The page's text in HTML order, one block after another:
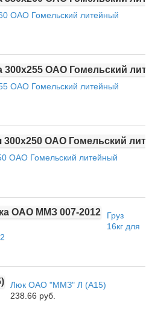
ОАО Гомельский литейный
ОАО Гомельский литейный
ОАО Гомельский литейный
Груз
16кг для
Люк ОАО "ММЗ" Л (А15)
238.66 руб.